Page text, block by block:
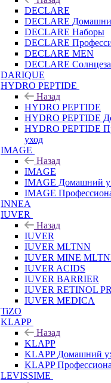
DECLARE
DECLARE
DECLARE Наборы
DECLARE
DECLARE MEN
DECLARE
DARIQUE
HYDRO PEPTIDE
Назад
HYDRO PEPTIDE
HYDRO PEPTIDE
HYDRO PEPTIDE
уход
IMAGE
Назад
IMAGE
IMAGE Домашний
IMAGE
INNEA
IUVER
Назад
IUVER
IUVER MLTNN
IUVER MINE
IUVER ACIDS
IUVER BARRIER
IUVER RETINOL
IUVER MEDICA
TiZO
KLAPP
Назад
KLAPP
KLAPP Домашний
KLAPP
LEVISSIME